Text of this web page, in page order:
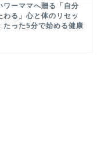
ワーママへ贈る「自分
わる」心と体のリセッ
たった5分で始める健康